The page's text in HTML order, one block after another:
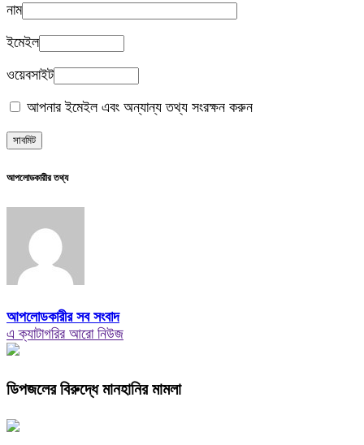
নাম
ইমেইল
ওয়েবসাইট
আপনার ইমেইল এবং অন্যান্য তথ্য সংরক্ষন করুন
আপলোডকারীর তথ্য
আপলোডকারীর সব সংবাদ
এ ক্যাটাগরির আরো নিউজ
ডিপজলের বিরুদ্ধে মানহানির মামলা